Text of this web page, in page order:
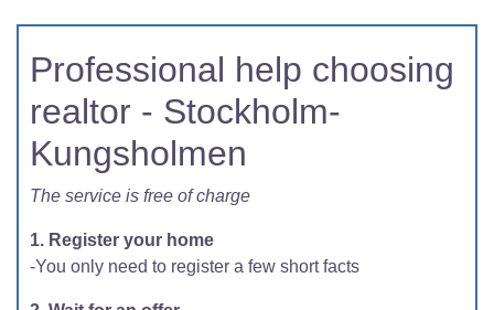
Professional help choosing
realtor - Stockholm-
Kungsholmen
The service is free of charge
1. Register your home
-You only need to register a few short facts